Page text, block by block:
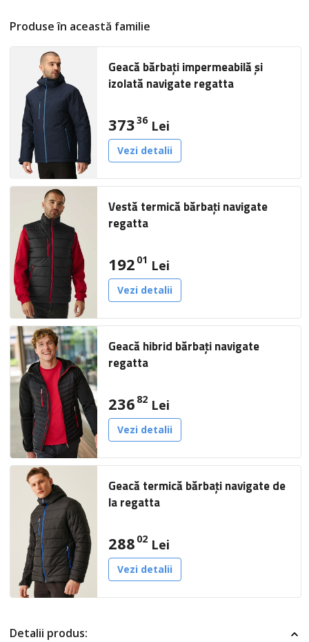
Produse în această familie
Geacă bărbați impermeabilă și
izolată navigate regatta
37336 Lei
Vezi detalii
Vestă termică bărbați navigate
regatta
192 01 Lei
Vezi detalii
Geacă hibrid bărbați navigate
regatta
236 82 Lei
Vezi detalii
Geacă termică bărbați navigate de
la regatta
288 02 Lei
Vezi detalii
Detalii produs: